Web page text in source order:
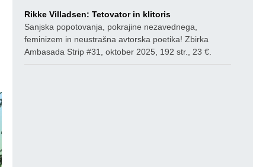
Rikke Villadsen: Tetovator in klitoris
Sanjska popotovanja, pokrajine nezavednega,
feminizem in neustrašna avtorska poetika! Zbirka
Ambasada Strip #31, oktober 2025, 192 str., 23 €.